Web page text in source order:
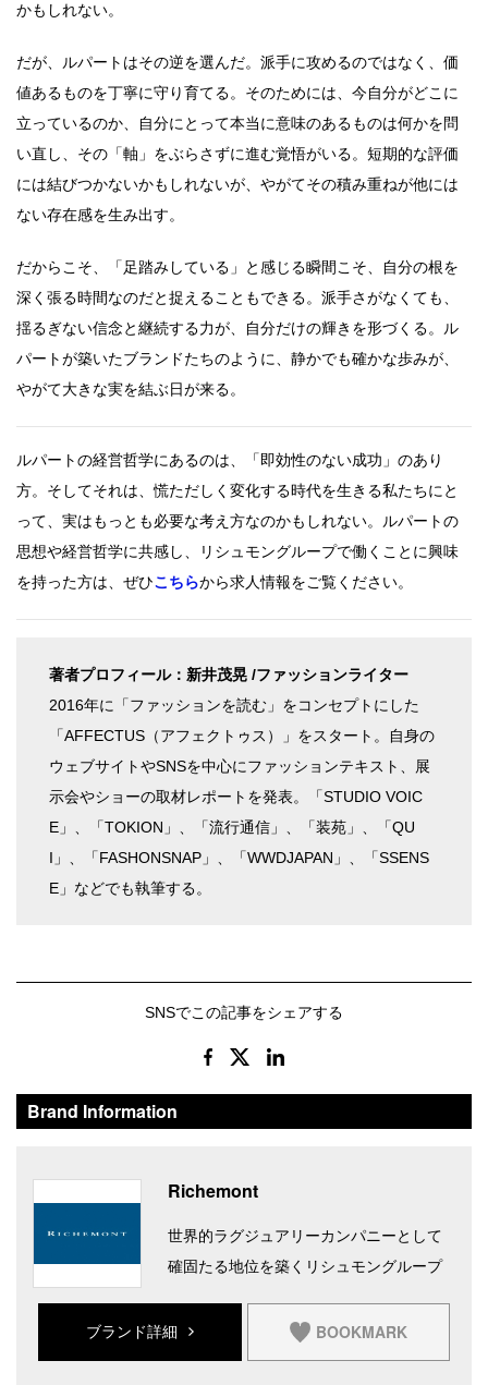
かもしれない。
だが、ルパートはその逆を選んだ。派手に攻めるのではなく、価
値あるものを丁寧に守り育てる。そのためには、今自分がどこに
立っているのか、自分にとって本当に意味のあるものは何かを問
い直し、その「軸」をぶらさずに進む覚悟がいる。短期的な評価
には結びつかないかもしれないが、やがてその積み重ねが他には
ない存在感を生み出す。
だからこそ、「足踏みしている」と感じる瞬間こそ、自分の根を
深く張る時間なのだと捉えることもできる。派手さがなくても、
揺るぎない信念と継続する力が、自分だけの輝きを形づくる。ル
パートが築いたブランドたちのように、静かでも確かな歩みが、
やがて大きな実を結ぶ日が来る。
ルパートの経営哲学にあるのは、「即効性のない成功」のあり
方。そしてそれは、慌ただしく変化する時代を生きる私たちにと
って、実はもっとも必要な考え方なのかもしれない。ルパートの
思想や経営哲学に共感し、リシュモングループで働くことに興味
を持った方は、ぜひこちらから求人情報をご覧ください。
著者プロフィール：新井茂晃 /ファッションライター
2016年に「ファッションを読む」をコンセプトにした
「AFFECTUS（アフェクトゥス）」をスタート。自身の
ウェブサイトやSNSを中心にファッションテキスト、展
示会やショーの取材レポートを発表。「STUDIO VOIC
E」、「TOKION」、「流行通信」、「装苑」、「QU
I」、「FASHONSNAP」、「WWDJAPAN」、「SSENS
E」などでも執筆する。
SNSでこの記事をシェアする
Brand Information
Richemont
世界的ラグジュアリーカンパニーとして
確固たる地位を築くリシュモングループ
ブランド詳細 BOOKMARK